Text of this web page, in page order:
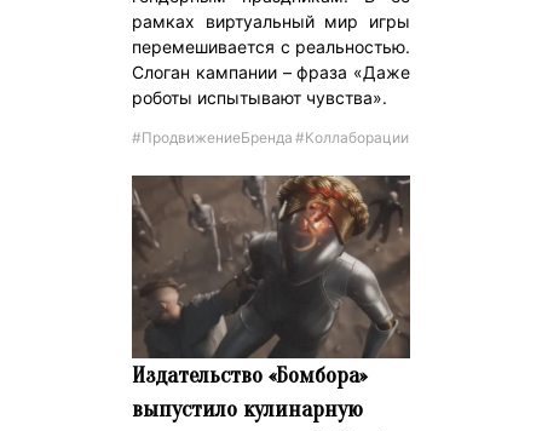
рамках виртуальный мир игры
перемешивается с реальностью.
Слоган кампании – фраза «Даже
роботы испытывают чувства».
#ПродвижениеБренда #Коллаборации
Издательство «Бомбора»
выпустило кулинарную